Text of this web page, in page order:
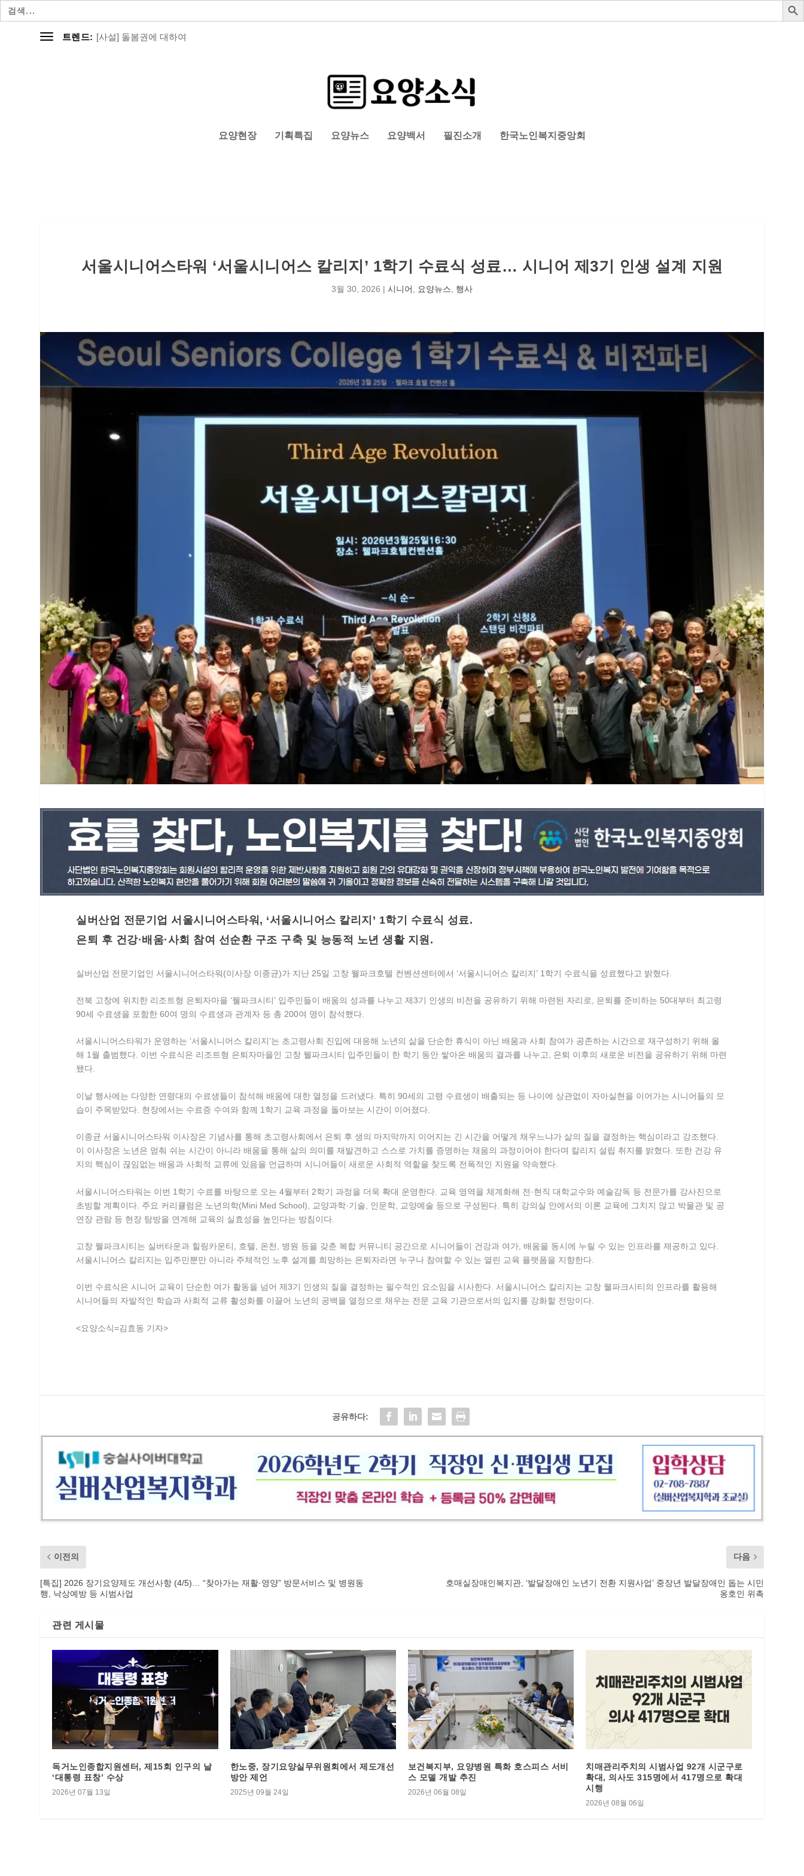
검
색:
트렌드: [사설] 돌봄권에 대하여
요양현장 기획특집 요양뉴스 요양백서 필진소개 한국노인복지중앙회
서울시니어스타워 ‘서울시니어스 칼리지’ 1학기 수료식 성료… 시니어 제3기 인생 설계 지원
3월 30, 2026 | 시니어, 요양뉴스, 행사
실버산업 전문기업 서울시니어스타워, ‘서울시니어스 칼리지’ 1학기 수료식 성료.
은퇴 후 건강·배움·사회 참여 선순환 구조 구축 및 능동적 노년 생활 지원.
실버산업 전문기업인 서울시니어스타워(이사장 이종균)가 지난 25일 고창 웰파크호텔 컨벤션센터에서 ‘서울시니어스 칼리지’ 1학기 수료식을 성료했다고 밝혔다.
전북 고창에 위치한 리조트형 은퇴자마을 ‘웰파크시티’ 입주민들이 배움의 성과를 나누고 제3기 인생의 비전을 공유하기 위해 마련된 자리로, 은퇴를 준비하는 50대부터 최고령
90세 수료생을 포함한 60여 명의 수료생과 관계자 등 총 200여 명이 참석했다.
서울시니어스타워가 운영하는 ‘서울시니어스 칼리지’는 초고령사회 진입에 대응해 노년의 삶을 단순한 휴식이 아닌 배움과 사회 참여가 공존하는 시간으로 재구성하기 위해 올
해 1월 출범했다. 이번 수료식은 리조트형 은퇴자마을인 고창 웰파크시티 입주민들이 한 학기 동안 쌓아온 배움의 결과를 나누고, 은퇴 이후의 새로운 비전을 공유하기 위해 마련
됐다.
이날 행사에는 다양한 연령대의 수료생들이 참석해 배움에 대한 열정을 드러냈다. 특히 90세의 고령 수료생이 배출되는 등 나이에 상관없이 자아실현을 이어가는 시니어들의 모
습이 주목받았다. 현장에서는 수료증 수여와 함께 1학기 교육 과정을 돌아보는 시간이 이어졌다.
이종균 서울시니어스타워 이사장은 기념사를 통해 초고령사회에서 은퇴 후 생의 마지막까지 이어지는 긴 시간을 어떻게 채우느냐가 삶의 질을 결정하는 핵심이라고 강조했다.
이 이사장은 노년은 멈춰 쉬는 시간이 아니라 배움을 통해 삶의 의미를 재발견하고 스스로 가치를 증명하는 채움의 과정이어야 한다며 칼리지 설립 취지를 밝혔다. 또한 건강 유
지의 핵심이 끊임없는 배움과 사회적 교류에 있음을 언급하며 시니어들이 새로운 사회적 역할을 찾도록 전폭적인 지원을 약속했다.
서울시니어스타워는 이번 1학기 수료를 바탕으로 오는 4월부터 2학기 과정을 더욱 확대 운영한다. 교육 영역을 체계화해 전·현직 대학교수와 예술감독 등 전문가를 강사진으로
초빙할 계획이다. 주요 커리큘럼은 노년의학(Mini Med School), 교양과학·기술, 인문학, 교양예술 등으로 구성된다. 특히 강의실 안에서의 이론 교육에 그치지 않고 박물관 및 공
연장 관람 등 현장 탐방을 연계해 교육의 실효성을 높인다는 방침이다.
고창 웰파크시티는 실버타운과 힐링카운티, 호텔, 온천, 병원 등을 갖춘 복합 커뮤니티 공간으로 시니어들이 건강과 여가, 배움을 동시에 누릴 수 있는 인프라를 제공하고 있다.
서울시니어스 칼리지는 입주민뿐만 아니라 주체적인 노후 설계를 희망하는 은퇴자라면 누구나 참여할 수 있는 열린 교육 플랫폼을 지향한다.
이번 수료식은 시니어 교육이 단순한 여가 활동을 넘어 제3기 인생의 질을 결정하는 필수적인 요소임을 시사한다. 서울시니어스 칼리지는 고창 웰파크시티의 인프라를 활용해
시니어들의 자발적인 학습과 사회적 교류 활성화를 이끌어 노년의 공백을 열정으로 채우는 전문 교육 기관으로서의 입지를 강화할 전망이다.
<요양소식=김효동 기자>
공유하다:
이전의
[특집] 2026 장기요양제도 개선사항 (4/5)… “찾아가는 재활·영양” 방문서비스 및 병원동
행, 낙상예방 등 시범사업
다음
호매실장애인복지관, ‘발달장애인 노년기 전환 지원사업’ 중장년 발달장애인 돕는 시민
옹호인 위촉
관련 게시물
독거노인종합지원센터, 제15회 인구의 날
‘대통령 표창’ 수상
2026년 07월 13일
한노중, 장기요양실무위원회에서 제도개선
방안 제언
2025년 09월 24일
보건복지부, 요양병원 특화 호스피스 서비
스 모델 개발 추진
2026년 06월 08일
치매관리주치의 시범사업 92개 시군구로
확대, 의사도 315명에서 417명으로 확대
시행
2026년 08월 06일